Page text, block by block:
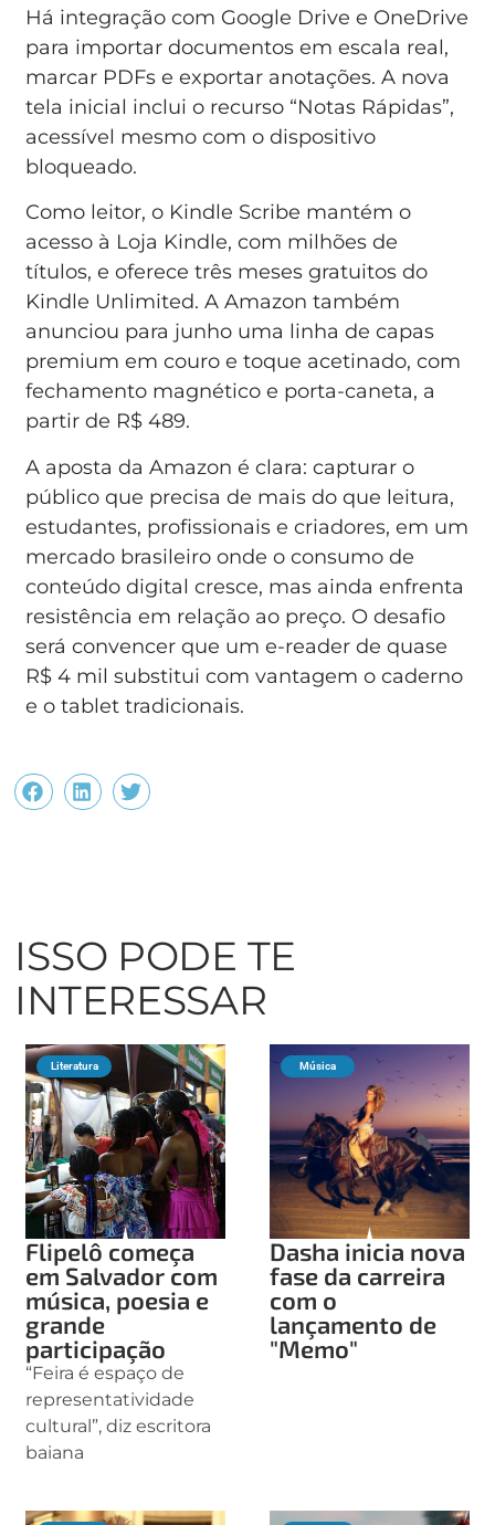
Há integração com Google Drive e OneDrive
para importar documentos em escala real,
marcar PDFs e exportar anotações. A nova
tela inicial inclui o recurso “Notas Rápidas”,
acessível mesmo com o dispositivo
bloqueado.
Como leitor, o Kindle Scribe mantém o
acesso à Loja Kindle, com milhões de
títulos, e oferece três meses gratuitos do
Kindle Unlimited. A Amazon também
anunciou para junho uma linha de capas
premium em couro e toque acetinado, com
fechamento magnético e porta-caneta, a
partir de R$ 489.
A aposta da Amazon é clara: capturar o
público que precisa de mais do que leitura,
estudantes, profissionais e criadores, em um
mercado brasileiro onde o consumo de
conteúdo digital cresce, mas ainda enfrenta
resistência em relação ao preço. O desafio
será convencer que um e-reader de quase
R$ 4 mil substitui com vantagem o caderno
e o tablet tradicionais.
ISSO PODE TE
INTERESSAR
Literatura
Flipelô começa
em Salvador com
música, poesia e
grande
participação
“Feira é espaço de
representatividade
cultural”, diz escritora
baiana
Música
Dasha inicia nova
fase da carreira
com o
lançamento de
"Memo"